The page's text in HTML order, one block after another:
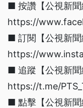
■ 按讚【公視新聞
https://
■ 訂閱【公視新聞
https://
■ 追蹤【公視新聞
https://t.me/
■ 點擊【公視新